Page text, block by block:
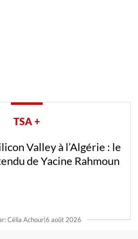
TSA +
Valley à l’Algérie : le
de Yacine Rahmoun
Célia Achour|6 août 2026